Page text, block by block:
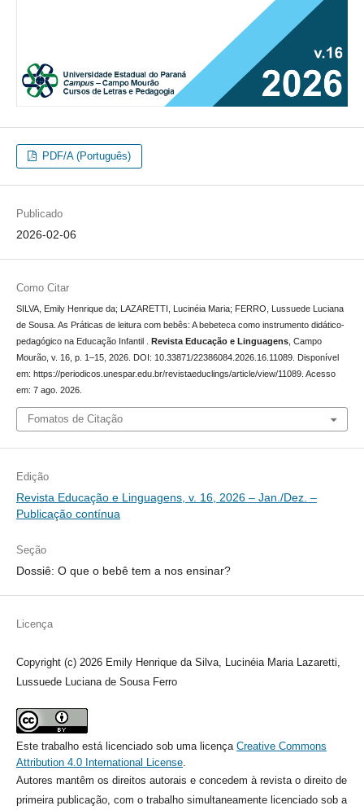
PDF/A (Português)
Publicado
2026-02-06
Como Citar
SILVA, Emily Henrique da; LAZARETTI, Lucinéia Maria; FERRO, Lussuede Luciana
de Sousa. As Práticas de leitura com bebês: A bebeteca como instrumento didático-
pedagógico na Educação Infantil .
Revista Educação e Linguagens, Campo
Mourão, v. 16, p. 1–15, 2026. DOI: 10.33871/22386084.2026.16.11089. Disponível
em: https://periodicos.unespar.edu.br/revistaeduclings/article/view/11089. Acesso
em: 7 ago. 2026.
Fomatos de Citação
Edição
Revista Educação e Linguagens, v. 16, 2026 – Jan./Dez. –
Publicação contínua
Seção
Dossiê: O que o bebê tem a nos ensinar?
Licença
Copyright (c) 2026 Emily Henrique da Silva, Lucinéia Maria Lazaretti,
Lussuede Luciana de Sousa Ferro
Este trabalho está licenciado sob uma licença Creative Commons
Attribution 4.0 International License.
Autores mantêm os direitos autorais e concedem à revista o direito de
primeira publicação, com o trabalho simultaneamente licenciado sob a